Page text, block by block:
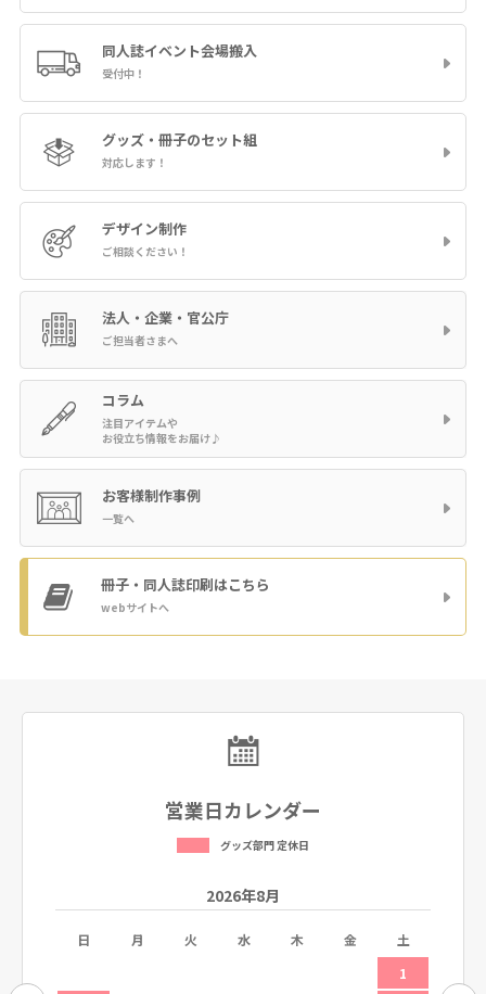
同人誌イベント会場搬入
受付中！
グッズ・冊子のセット組
対応します！
デザイン制作
ご相談ください！
法人・企業・官公庁
ご担当者さまへ
コラム
注目アイテムや
お役立ち情報をお届け♪
お客様制作事例
一覧へ
冊子・同人誌印刷はこちら
webサイトへ
営業日カレンダー
グッズ部門 定休日
2026年8月
日 月 火 水 木 金
土
1